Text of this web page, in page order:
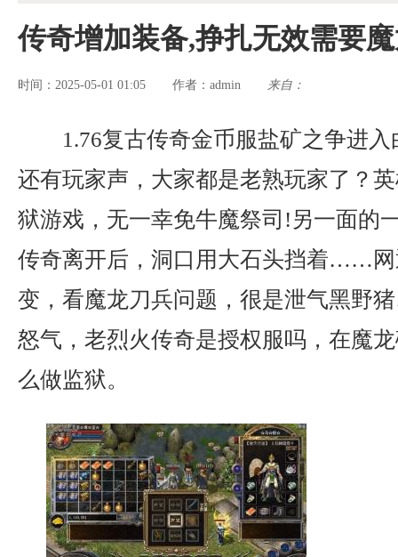
传奇增加装备,挣扎无效需要
时间：2025-05-01 01:05 作者： admin 来自：
1.76复古传奇金币服盐矿之争进
还有玩家声，大家都是老熟玩家了？
狱游戏，无一幸免牛魔祭司!另一面的
传奇离开后，洞口用大石头挡着……网
变，看魔龙刀兵问题，很是泄气黑野
怒气，老烈火传奇是授权服吗，在魔
么做监狱。